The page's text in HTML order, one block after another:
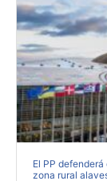
El PP
zona rural